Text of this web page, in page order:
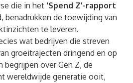
die in het 'Spend Z'-rapport
benadrukken de toewijding van
te leveren.
wat bedrijven die streven
groeitrajecten dringend en op
over Gen Z, de
wereldwijde generatie ooit,